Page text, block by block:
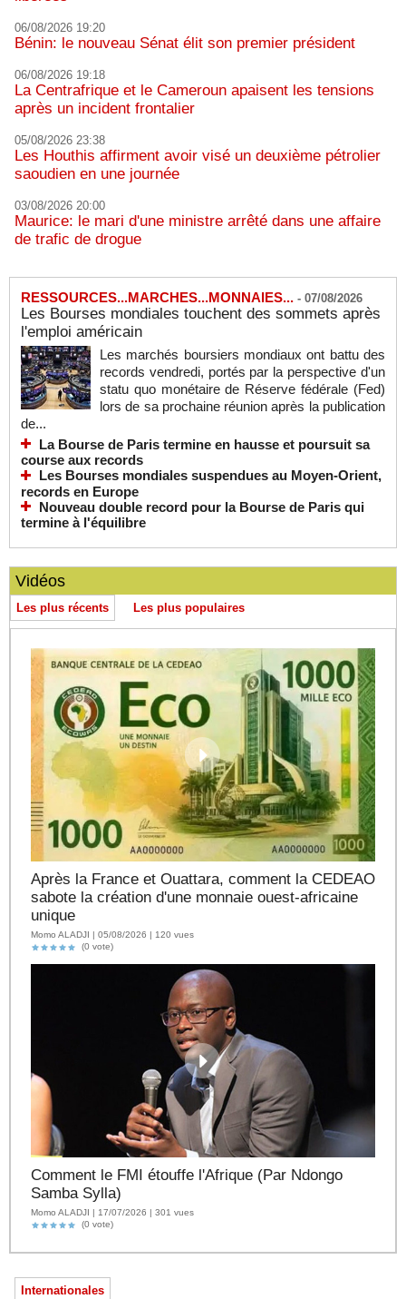
06/08/2026 19:20
Bénin: le nouveau Sénat élit son premier président
06/08/2026 19:18
La Centrafrique et le Cameroun apaisent les tensions
après un incident frontalier
05/08/2026 23:38
Les Houthis affirment avoir visé un deuxième pétrolier
saoudien en une journée
03/08/2026 20:00
Maurice: le mari d'une ministre arrêté dans une affaire
de trafic de drogue
RESSOURCES...MARCHES...MONNAIES... - 07/08/2026
Les Bourses mondiales touchent des sommets après
l'emploi américain
Les marchés boursiers mondiaux ont battu des
records vendredi, portés par la perspective d'un
statu quo monétaire de Réserve fédérale (Fed)
lors de sa prochaine réunion après la publication
de...
La Bourse de Paris termine en hausse et poursuit sa
course aux records
Les Bourses mondiales suspendues au Moyen-Orient,
records en Europe
Nouveau double record pour la Bourse de Paris qui
termine à l'équilibre
Vidéos
Les plus récents Les plus populaires
Après la France et Ouattara, comment la CEDEAO
sabote la création d'une monnaie ouest-africaine
unique
Momo ALADJI | 05/08/2026 | 120 vues
(0 vote)
Comment le FMI étouffe l'Afrique (Par Ndongo
Samba Sylla)
Momo ALADJI | 17/07/2026 | 301 vues
(0 vote)
Internationales